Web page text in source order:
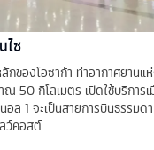
ไซ
กของโอซาก้า ท่าอากาศยาน
ณ 50 กิโลเมตร เปิดใช้บริการ
ล 1 จะเป็นสายการบินธรรมด
ว์คอสต์